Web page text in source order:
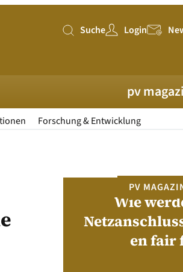
Suche
Suche Login
Forschung & Entwicklung
pv
PV
Wie
en fair